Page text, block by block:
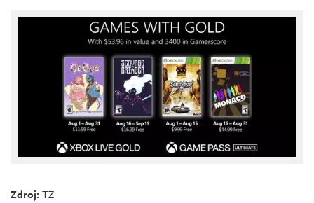
Zdroj:TZ